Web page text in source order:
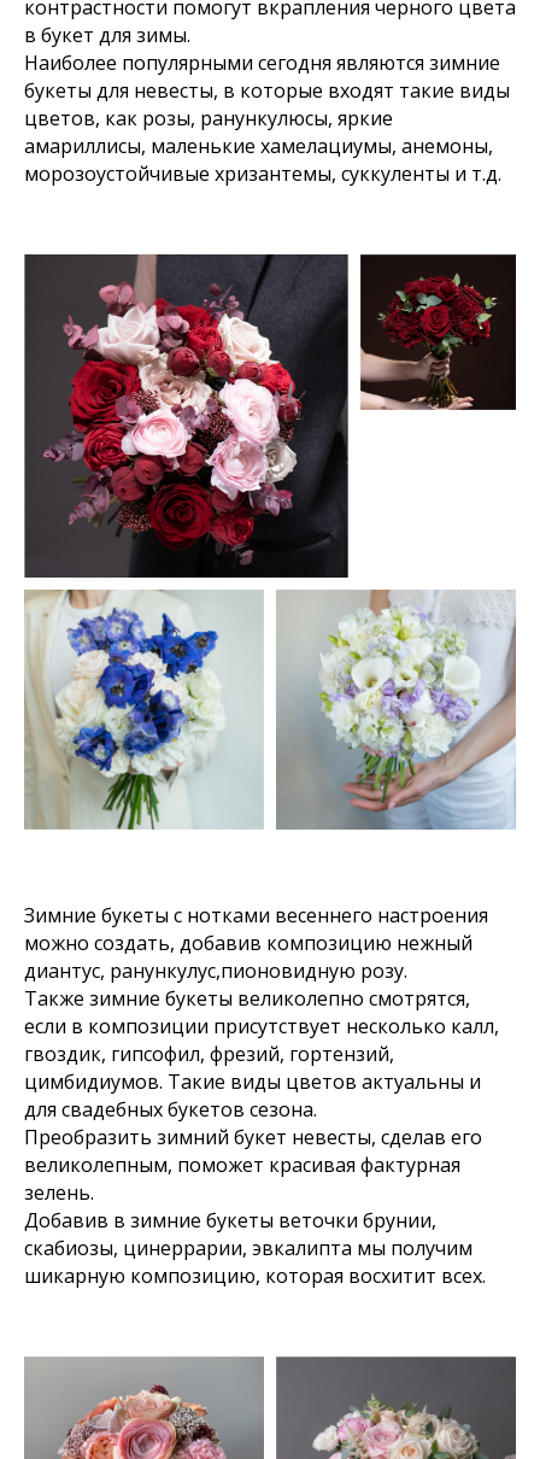
контрастности помогут вкрапления черного цвета
в букет для зимы.
Наиболее популярными сегодня являются зимние
букеты для невесты, в которые входят такие виды
цветов, как розы, ранункулюсы, яркие
амариллисы, маленькие хамелациумы, анемоны,
морозоустойчивые хризантемы, суккуленты и т.д.
Зимние букеты с нотками весеннего настроения
можно создать, добавив композицию нежный
диантус, ранункулус,пионовидную розу.
Также зимние букеты великолепно смотрятся,
если в композиции присутствует несколько калл,
гвоздик, гипсофил, фрезий, гортензий,
цимбидиумов. Такие виды цветов актуальны и
для свадебных букетов сезона.
Преобразить зимний букет невесты, сделав его
великолепным, поможет красивая фактурная
зелень.
Добавив в зимние букеты веточки брунии,
скабиозы, цинеррарии, эвкалипта мы получим
шикарную композицию, которая восхитит всех.